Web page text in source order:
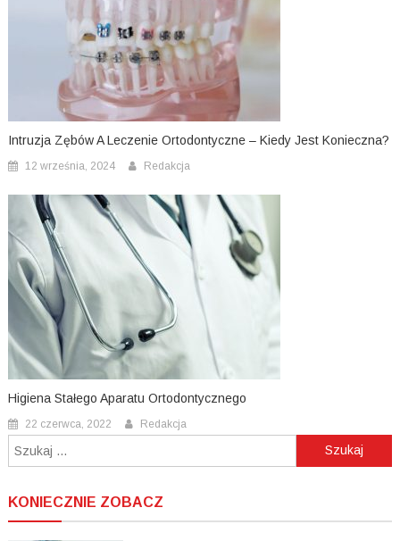
Intruzja Zębów A Leczenie Ortodontyczne – Kiedy Jest Konieczna?
12 września, 2024 Redakcja
Higiena Stałego Aparatu Ortodontycznego
22 czerwca, 2022 Redakcja
Szukaj:
KONIECZNIE ZOBACZ